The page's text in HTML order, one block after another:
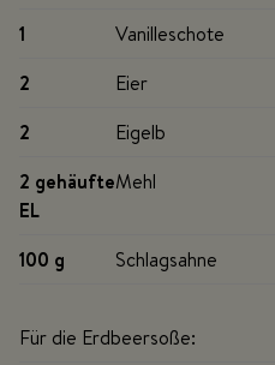
1
Vanilleschote
2
Eier
2
Eigelb
2 gehäufte
EL
Mehl
100 g Schlagsahne
Für die Erdbeersoße: